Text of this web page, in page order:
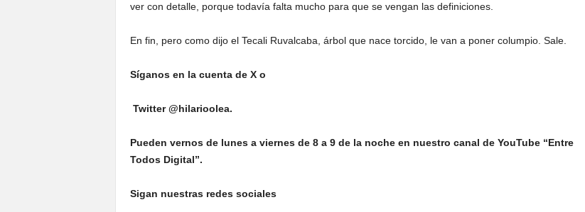
ver con detalle, porque todavía falta mucho para que se vengan las definiciones.
En fin, pero como dijo el Tecali Ruvalcaba, árbol que nace torcido, le van a poner columpio. Sale.
Síganos en la cuenta de X o
Twitter @hilarioolea.
Pueden vernos de lunes a viernes de 8 a 9 de la noche en nuestro canal de YouTube “Entre
Todos Digital”.
Sigan nuestras redes sociales